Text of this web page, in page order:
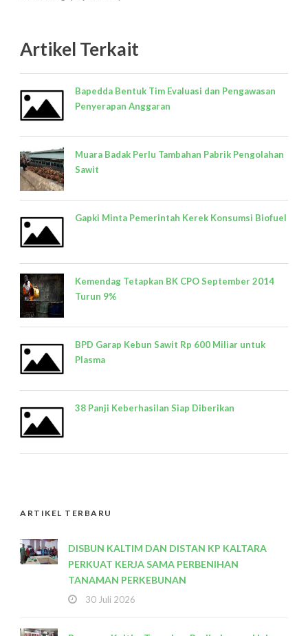
Artikel Terkait
Bapedda Bentuk Tim Evaluasi dan Pengawasan
Penyerapan Anggaran
Muara Badak Perlu Tambahan Pabrik Pengolahan
Sawit
Gapki Minta Pemerintah Kerek Konsumsi Biofuel
Kemendag Tetapkan BK CPO September 2014
Turun 9%
BPD Garap Kebun Sawit Rp 600 Miliar untuk
Plasma
38 Panji Keberhasilan Siap Diberikan
ARTIKEL TERBARU
DISBUN KALTIM DAN DISTAN KP KALTARA
PERKUAT KERJA SAMA PERBENIHAN
TANAMAN PERKEBUNAN
30 Juli 2026